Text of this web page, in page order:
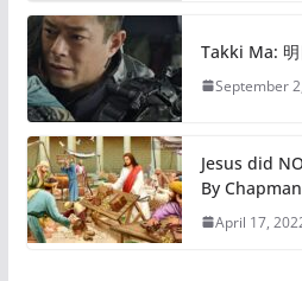
Takki Ma:
September
Jesus did
By
April 17,